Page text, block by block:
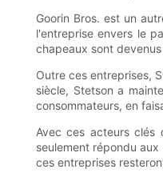
Goorin Bros. est un
l'entreprise envers le
chapeaux sont
Outre ces entreprises,
siècle, Stetson a
consommateurs, en
Avec ces acteurs clés
seulement répondu
ces entreprises